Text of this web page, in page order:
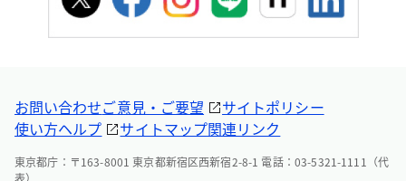
お問い合わせご意見・ご要望
サイトポリシー
使い方ヘルプ
サイトマップ関連リンク
東京都庁：〒163-8001 東京都新宿区西新宿2-8-1 電話：03-5321-1111（代